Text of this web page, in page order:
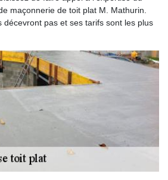
maçonnerie de toit plat M. Mathurin.
décevront pas et ses tarifs sont les plus